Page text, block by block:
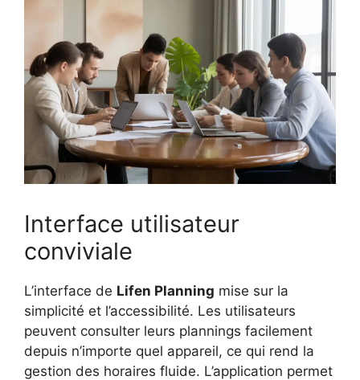
Interface utilisateur
conviviale
L’interface de Lifen Planning mise sur la
simplicité et l’accessibilité. Les utilisateurs
peuvent consulter leurs plannings facilement
depuis n’importe quel appareil, ce qui rend la
gestion des horaires fluide. L’application permet